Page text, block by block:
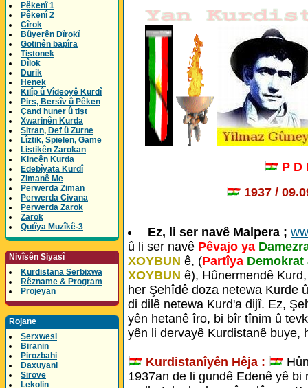
Pêkenî 1
Pêkenî 2
Cîrok
Bûyerên Dîrokî
Gotinên bapîra
Tistonek
Dîlok
Durik
Henek
Kilîp û Vîdeoyê Kurdî
Pirs, Bersîv û Pêken
Çand huner û tişt
Xwarinên Kurda
Sitran, Def û Zurne
Lîztik, Spielen, Game
Listikên Zarokan
Kincên Kurda
Edebîyata Kurdî
Zimanê Me
Perwerda Ziman
Perwerda Civana
Perwerda Zarok
Zarok
Qutîya Muzîkê-3
Nivîsên Siyasî
Kurdistana Serbixwa
Rêzname & Program
Projeyan
Rojane
Serxwesi
Biranin
Pirozbahi
Daxuyani
Sirove
Lekolin
P D
1937 /
Ez, li ser navê Malpera ;
û li ser navê Pêvajo ya
XOYBUN ê, (Partîya
XOYBUN ê), Hûnermendê
her Şehîdê doza netewa Kurde
di dilê netewa Kurd'a dijî. Ez,
yên hetanê îro, bi bîr tînim û
yên li dervayê Kurdistanê buye,
Kurdistanîyên Hêja :
1937an de li gundê Edenê yê